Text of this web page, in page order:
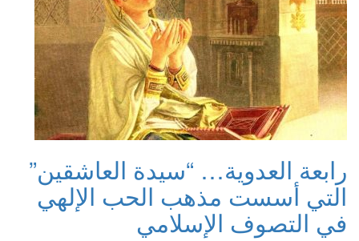
رابعة العدوية… “سيدة العاشقين”
التي أسست مذهب الحب الإلهي
في التصوف الإسلامي